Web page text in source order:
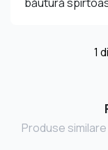
1
Produse